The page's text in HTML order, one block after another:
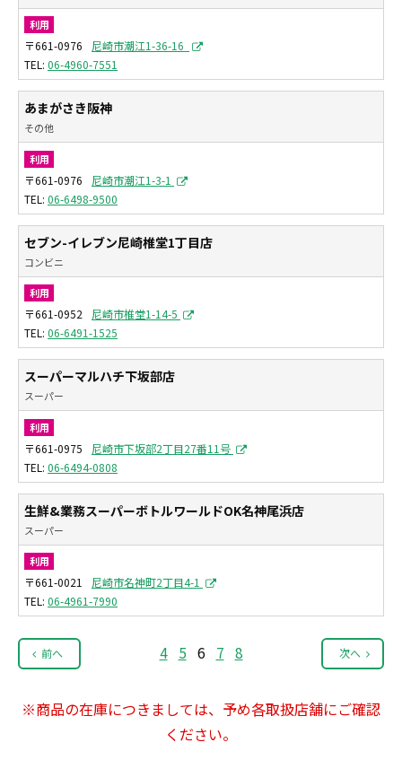
利用
〒661-0976
尼崎市潮江1-36-16
06-4960-7551
あまがさき阪神
その他
利用
〒661-0976
尼崎市潮江1-3-1
06-6498-9500
セブン-イレブン尼崎椎堂1丁目店
コンビニ
利用
〒661-0952
尼崎市椎堂1-14-5
06-6491-1525
スーパーマルハチ下坂部店
スーパー
利用
〒661-0975
尼崎市下坂部2丁目27番11号
06-6494-0808
生鮮&業務スーパーボトルワールドOK名神尾浜店
スーパー
利用
〒661-0021
尼崎市名神町2丁目4-1
06-4961-7990
前へ 次へ
4 5 6 7 8
※商品の在庫につきましては、予め各取扱店舗にご確認
ください。